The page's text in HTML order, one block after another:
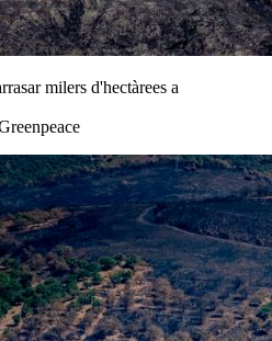
milers d'hectàrees a